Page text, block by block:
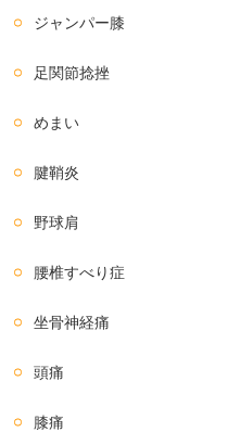
ジャンパー膝
足関節捻挫
めまい
腱鞘炎
野球肩
腰椎すべり症
坐骨神経痛
頭痛
膝痛